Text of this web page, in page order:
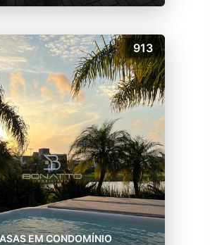
913
EM CONDOMÍNIO